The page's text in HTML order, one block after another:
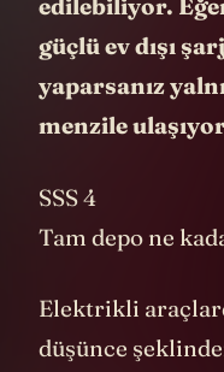
edilebiliyor.
güçlü ev dışı
yaparsanız
menzile
SSS 4
Tam depo ne
Elektrikli
düşünce